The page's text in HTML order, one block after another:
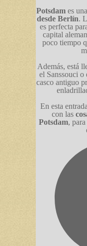
Potsdames
desde Berlín.
es perfecta
capital
poco tiempo
Además, está
el Sanssouci
casco antiguo
En esta
con las
Potsdam,